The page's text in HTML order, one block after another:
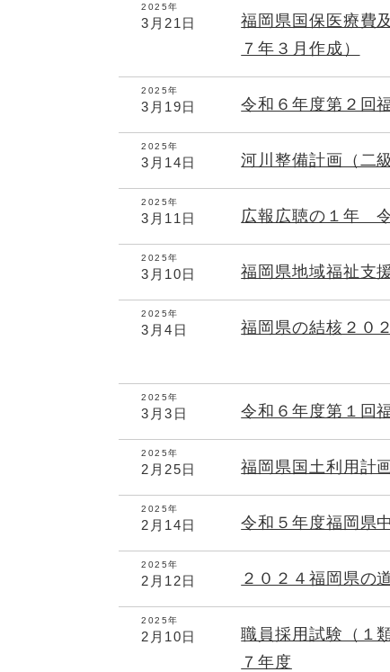
2025年
3月21日
福岡県国保医療費
７年３月作成）
2025年
3月19日 令和６年度第２回
2025年
3月14日 河川整備計画（二
2025年
3月11日 広報広聴の１年
2025年
3月10日 福岡県地域福祉支
2025年
3月4日 福岡県の結核２０
2025年
3月3日 令和６年度第１回
2025年
2月25日 福岡県国土利用計
2025年
2月14日 令和５年度福岡県
2025年
2月12日 ２０２４福岡県の
2025年
2月10日
職員採用試験（１
７年度